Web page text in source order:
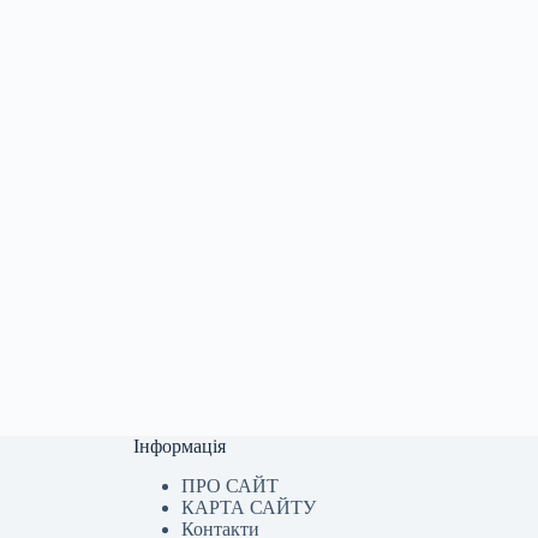
Інформація
ПРО САЙТ
КАРТА САЙТУ
Контакти